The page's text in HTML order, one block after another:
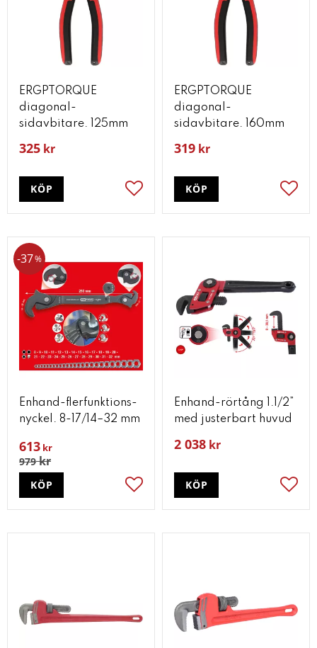
ERGPTORQUE
diagonal-
sidavbitare. 125mm
325 kr
Lägg till i favoriter
KÖP
ERGPTORQUE
diagonal-
sidavbitare. 160mm
319 kr
KÖP
Enhand-flerfunktions-
nyckel. 8-17/14–32 mm
613 kr
979kr
37%
Lägg till i favoriter
KÖP
Enhand-rörtång 1.1/2”
med justerbart huvud
2 038 kr
KÖP